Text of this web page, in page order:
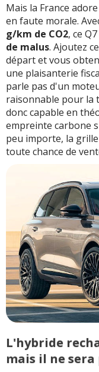
Mais la France
en faute morale.
g/km de CO2, ce
de malus. Ajoutez
départ et vous
une plaisanterie
parle pas d'un
raisonnable pour la
donc capable en
empreinte carbone
peu importe, la
toute chance de
L'hybride
mais il ne sera